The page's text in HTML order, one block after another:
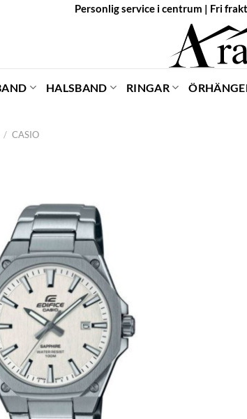
Personlig service i centrum | Fri
HALSBAND RINGAR
/ CASIO